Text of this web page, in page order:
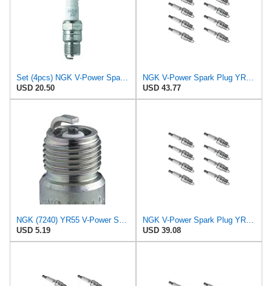
Set (4pcs) NGK V-Power Spark Plugs Stock 7240 Nickel Core Tip Standard 0.060in YR55
USD 20.50
NGK V-Power Spark Plug YR55 (8 Pack) for GMC K15 SUBURBAN 1975-1975 5.7L/350
USD 43.77
NGK (7240) YR55 V-Power Spark Plug, Pack of 1
USD 5.19
NGK V-Power Spark Plug YR55 (8 Pack) Compatible With CHEVROLET K10 SUBURBAN 1976-1978 5.7L/350
USD 39.08